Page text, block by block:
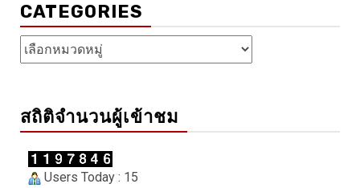
CATEGORIES
Categories
สถิติจำนวนผู้เข้าชม
Users Today : 15